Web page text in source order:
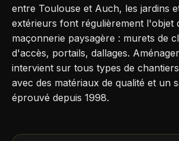
entre Toulouse et Auch, les jardins
extérieurs font régulièrement l'objet
maçonnerie paysagère : murets de
d'accès, portails, dallages.
intervient sur tous types de
avec des matériaux de qualité et un
éprouvé depuis 1998.